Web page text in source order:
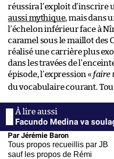
réussira l’exploit d’inscrire
aussi mythique, mais dans
l’échelon inférieur face à
caramel sous le maillot des
réalisé une carrière plus
dans les travées de
épisode, l’expression « faire
du vocabulaire courant.
Facundo Medina va
Par Jérémie Baron
Tous propos recueillis par JB
sauf les propos de Rémi